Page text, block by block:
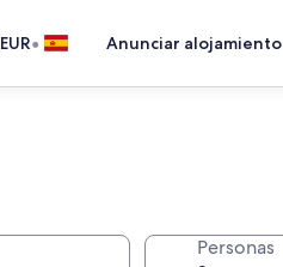
EUR• Anunciar alojamiento
Personas